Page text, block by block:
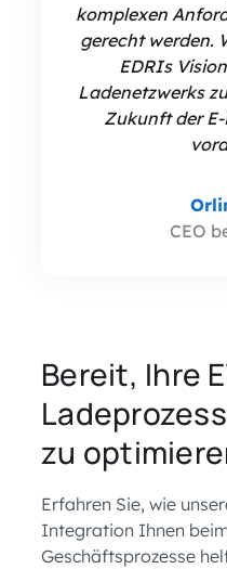
komplexen
gerecht werden.
EDRIs
Ladenetzwerks
Zukunft der
CEO
Bereit, Ihre
zu
Erfahren Sie, wie
Integration Ihnen
Geschäftsprozesse